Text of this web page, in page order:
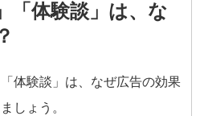
「体験談」は、な
体験談」は、なぜ広告の効果
しょう。